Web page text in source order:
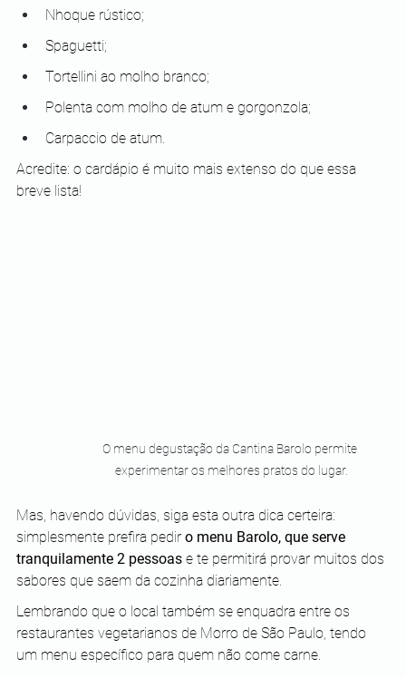
Nhoque rústico;
Spaguetti;
Tortellini ao molho branco;
Polenta com molho de atum e gorgonzola;
Carpaccio de atum.
Acredite: o cardápio é muito mais extenso do que essa
breve lista!
O menu degustação da Cantina Barolo permite
experimentar os melhores pratos do lugar.
Mas, havendo dúvidas, siga esta outra dica certeira:
simplesmente prefira pedir o menu Barolo, que serve
tranquilamente 2 pessoas e te permitirá provar muitos dos
sabores que saem da cozinha diariamente.
Lembrando que o local também se enquadra entre os
restaurantes vegetarianos de Morro de São Paulo, tendo
um menu específico para quem não come carne.